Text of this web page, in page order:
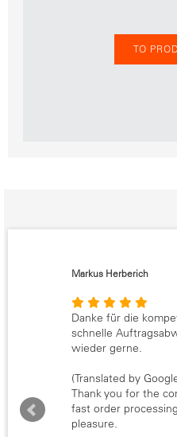
TO
Katharina Fischer
Sehr gute Qualität
einwandfrei
Very good quality of
Everything worked